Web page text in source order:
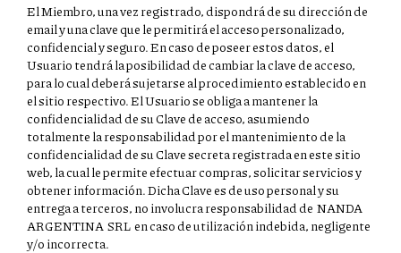
El Miembro, una vez registrado, dispondrá de su dirección de
email y una clave que le permitirá el acceso personalizado,
confidencial y seguro. En caso de poseer estos datos, el
Usuario tendrá la posibilidad de cambiar la clave de acceso,
para lo cual deberá sujetarse al procedimiento establecido en
el sitio respectivo. El Usuario se obliga a mantener la
confidencialidad de su Clave de acceso, asumiendo
totalmente la responsabilidad por el mantenimiento de la
confidencialidad de su Clave secreta registrada en este sitio
web, la cual le permite efectuar compras, solicitar servicios y
obtener información. Dicha Clave es de uso personal y su
entrega a terceros, no involucra responsabilidad de NANDA
ARGENTINA SRL en caso de utilización indebida, negligente
y/o incorrecta.